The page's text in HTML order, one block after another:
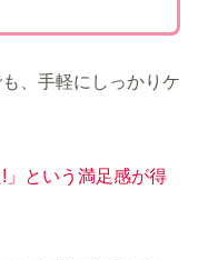
、手軽にしっかりケ
」という満足感が得